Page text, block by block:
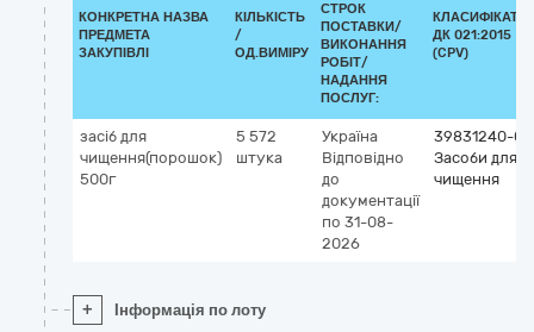
КОНКРЕТНА НАЗВА
ПРЕДМЕТА
ЗАКУПІВЛІ
КІЛЬКІСТЬ
/
ОД.ВИМІРУ
СТРОК
ПОСТАВКИ/
ВИКОНАННЯ
РОБІТ/
НАДАННЯ
ПОСЛУГ:
ДК 021:2015
(CPV)
засіб для
чищення(порошок)
500г
5 572
штука
Україна
Відповідно
до
документації
по 31-08-
2026
39831240-0
Засоби для
чищення
+ Інформація по лоту